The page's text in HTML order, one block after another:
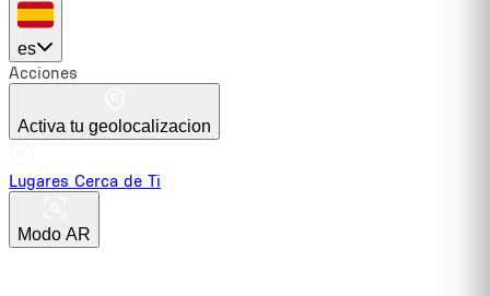
es
Acciones
Activa tu geolocalizacion
Lugares Cerca de Ti
Modo AR